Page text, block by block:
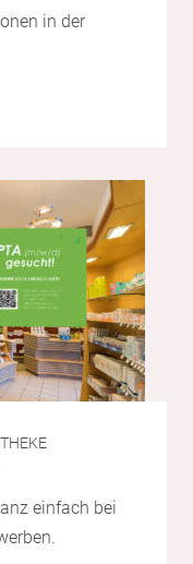
in der
einfach bei